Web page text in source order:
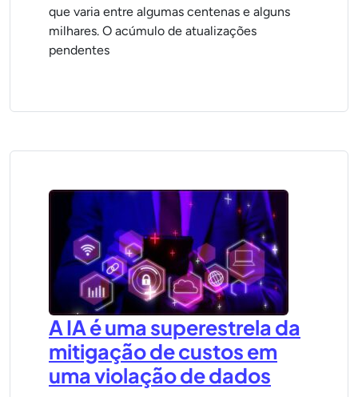
que varia entre algumas centenas e alguns
milhares. O acúmulo de atualizações
pendentes
A IA é uma superestrela da
mitigação de custos em
uma violação de dados